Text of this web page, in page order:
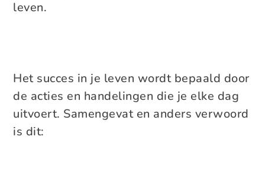
leven.
Het succes in je leven wordt bepaald door
de acties en handelingen die je elke dag
uitvoert. Samengevat en anders verwoord
is dit: